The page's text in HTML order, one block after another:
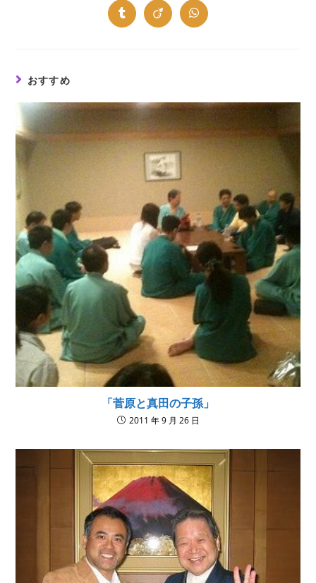
window
a
new
window
a
new
window
a
new
window
Opens
in
Opens
in
Opens
in
おすすめ
「菅原と真田の子孫」
2011 年 9 月 26 日